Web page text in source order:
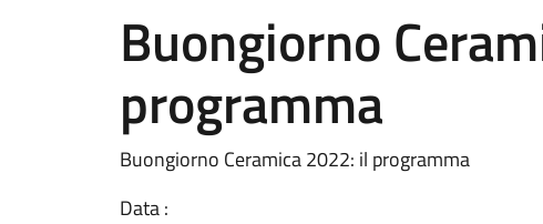
Buongiorno
programma
Buongiorno Ceramica 2022: il programma
Data :